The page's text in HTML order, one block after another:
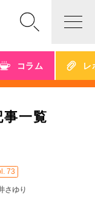
コラム レ
事一覧
73
さゆり